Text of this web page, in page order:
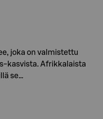
joka on valmistettu
kasvista. Afrikkalaista
se…